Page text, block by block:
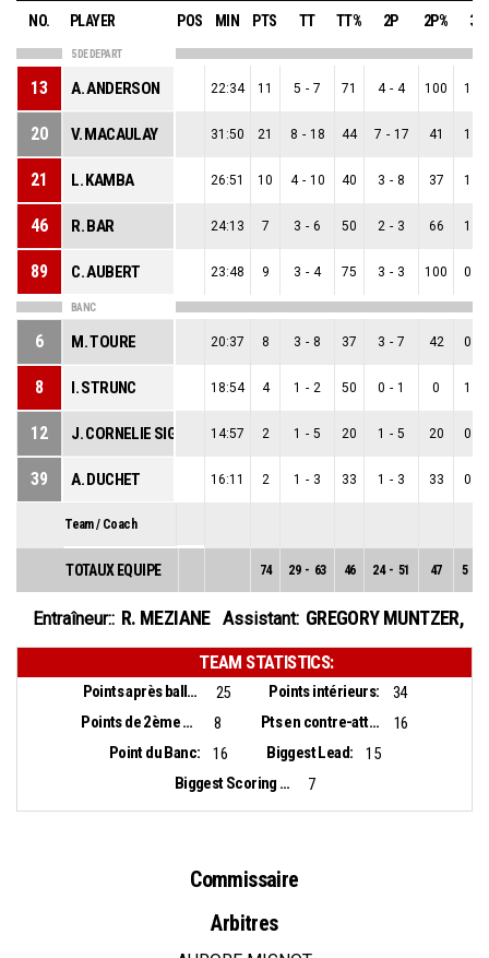
NO. PLAYER POS MIN PTS TT TT% 2P 2P% 3P
5 DE DEPART
13 A. ANDERSON 22:34 11 5 - 7 71 4 - 4 100 1
20 V. MACAULAY 31:50 21 8 - 18 44 7 - 17 41 1
21 L. KAMBA 26:51 10 4 - 10 40 3 - 8 37 1
46 R. BAR 24:13 7 3 - 6 50 2 - 3 66 1
89 C. AUBERT 23:48 9 3 - 4 75 3 - 3 100 0
BANC
6 M. TOURE 20:37 8 3 - 8 37 3 - 7 42 0
8 I. STRUNC 18:54 4 1 - 2 50 0 - 1 0 1
12 14:57 2 1 - 5 20 1 - 5 20 0
39 A. DUCHET 16:11 2 1 - 3 33 1 - 3 33 0
Team / Coach
TOTAUX EQUIPE 74 29 - 63 46 24 - 51 47 5
Entraîneur:: R. MEZIANE Assistant: GREGORY MUNTZER,
TEAM STATISTICS:
Points après balles perdues: 25 Points intérieurs:
34
Points de 2ème chance:
8 Pts en contre-attaque:
16
Point du Banc:
16 Biggest Lead:
15
Biggest Scoring Run:
7
Commissaire
Arbitres